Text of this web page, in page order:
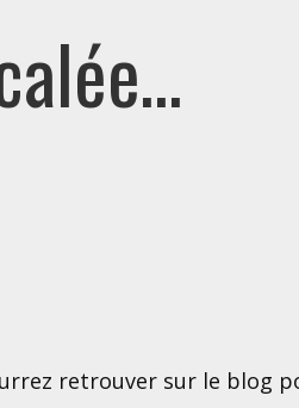
retrouver sur le blog